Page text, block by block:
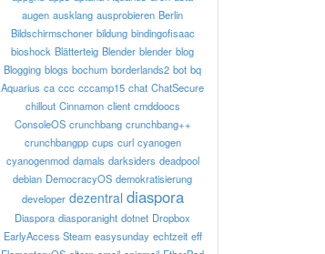
augen ausklang ausprobieren Berlin
Bildschirmschoner bildung bindingofisaac
bioshock Blätterteig Blender blender blog
Blogging blogs bochum borderlands2 bot bq
Aquarius ca ccc cccamp15 chat ChatSecure
chillout Cinnamon client cmddoocs
ConsoleOS crunchbang crunchbang++
crunchbangpp cups curl cyanogen
cyanogenmod damals darksiders deadpool
debian DemocracyOS demokratisierung
developer dezentral diaspora
Diaspora diasporanight dotnet Dropbox
EarlyAccess Steam easysunday echtzeit eff